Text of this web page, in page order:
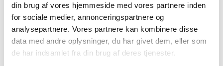
din brug af vores hjemmeside med vores partnere inden
for sociale medier, annonceringspartnere og
analysepartnere. Vores partnere kan kombinere disse
data med andre oplysninger, du har givet dem, eller som
de har indsamlet fra din brug af deres tjenester.